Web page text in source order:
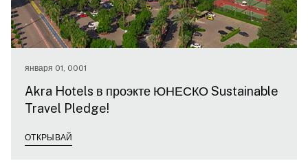
января 01, 0001
Akra Hotels в проэкте ЮНЕСКО Sustainable
Travel Pledge!
ОТКРЫВАЙ